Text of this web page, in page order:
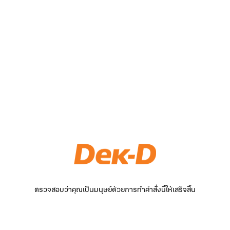
ตรวจสอบว่าคุณเป็นมนุษย์ด้วยการทำคำสั่งนี้ให้เสร็จสิ้น